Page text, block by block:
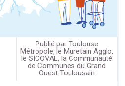
Publié par Toulouse
Métropole, le Muretain Agglo,
le SICOVAL, la Communauté
de Communes du Grand
Ouest Toulousain